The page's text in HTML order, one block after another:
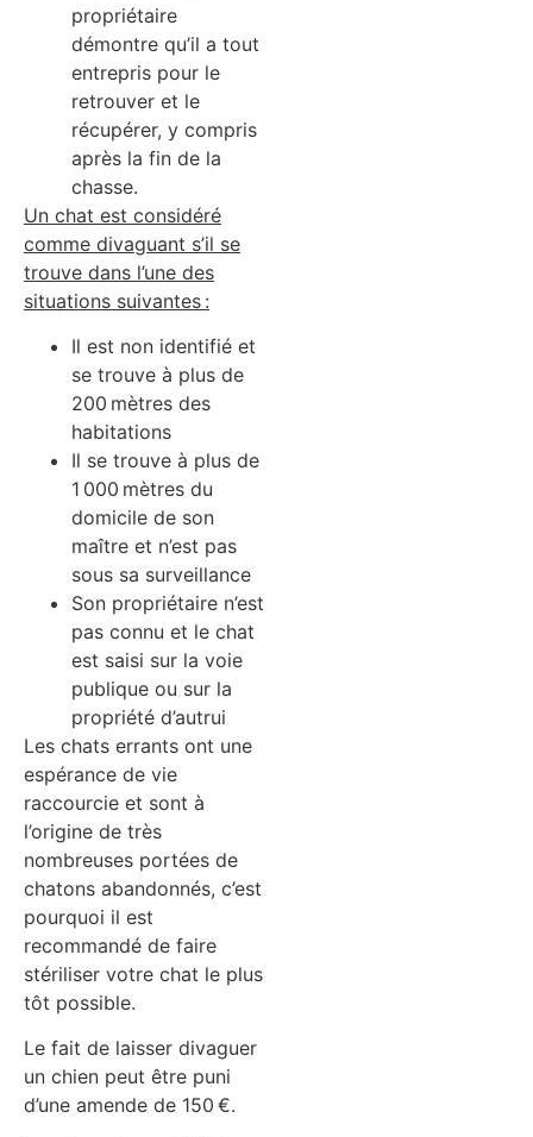
propriétaire
démontre qu’il a tout
entrepris pour le
retrouver et le
récupérer, y compris
après la fin de la
chasse.
Un chat est considéré
comme divaguant s’il se
trouve dans l’une des
situations suivantes :
Il est non identifié et
se trouve à plus de
200 mètres des
habitations
Il se trouve à plus de
1 000 mètres du
domicile de son
maître et n’est pas
sous sa surveillance
Son propriétaire n’est
pas connu et le chat
est saisi sur la voie
publique ou sur la
propriété d’autrui
Les chats errants ont une
espérance de vie
raccourcie et sont à
l’origine de très
nombreuses portées de
chatons abandonnés, c’est
pourquoi il est
recommandé de faire
stériliser votre chat le plus
tôt possible.
Le fait de laisser divaguer
un chien peut être puni
d’une amende de 150 €.